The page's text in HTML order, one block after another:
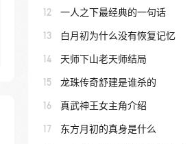
12 一人之下最经典的一句话
13 白月初为什么没有恢复记忆
14 天师下山老天师结局
15 龙珠传奇舒建是谁杀的
16 真武神王女主角介绍
17 东方月初的真身是什么